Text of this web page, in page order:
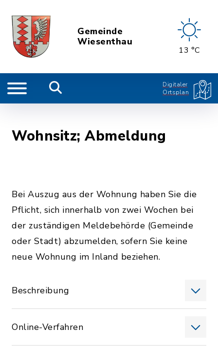
Gemeinde
Wiesenthau
13 °C
Digitaler
Ortsplan
Wohnsitz; Abmeldung
Bei Auszug aus der Wohnung haben Sie die
Pflicht, sich innerhalb von zwei Wochen bei
der zuständigen Meldebehörde (Gemeinde
oder Stadt) abzumelden, sofern Sie keine
neue Wohnung im Inland beziehen.
Beschreibung
Online-Verfahren